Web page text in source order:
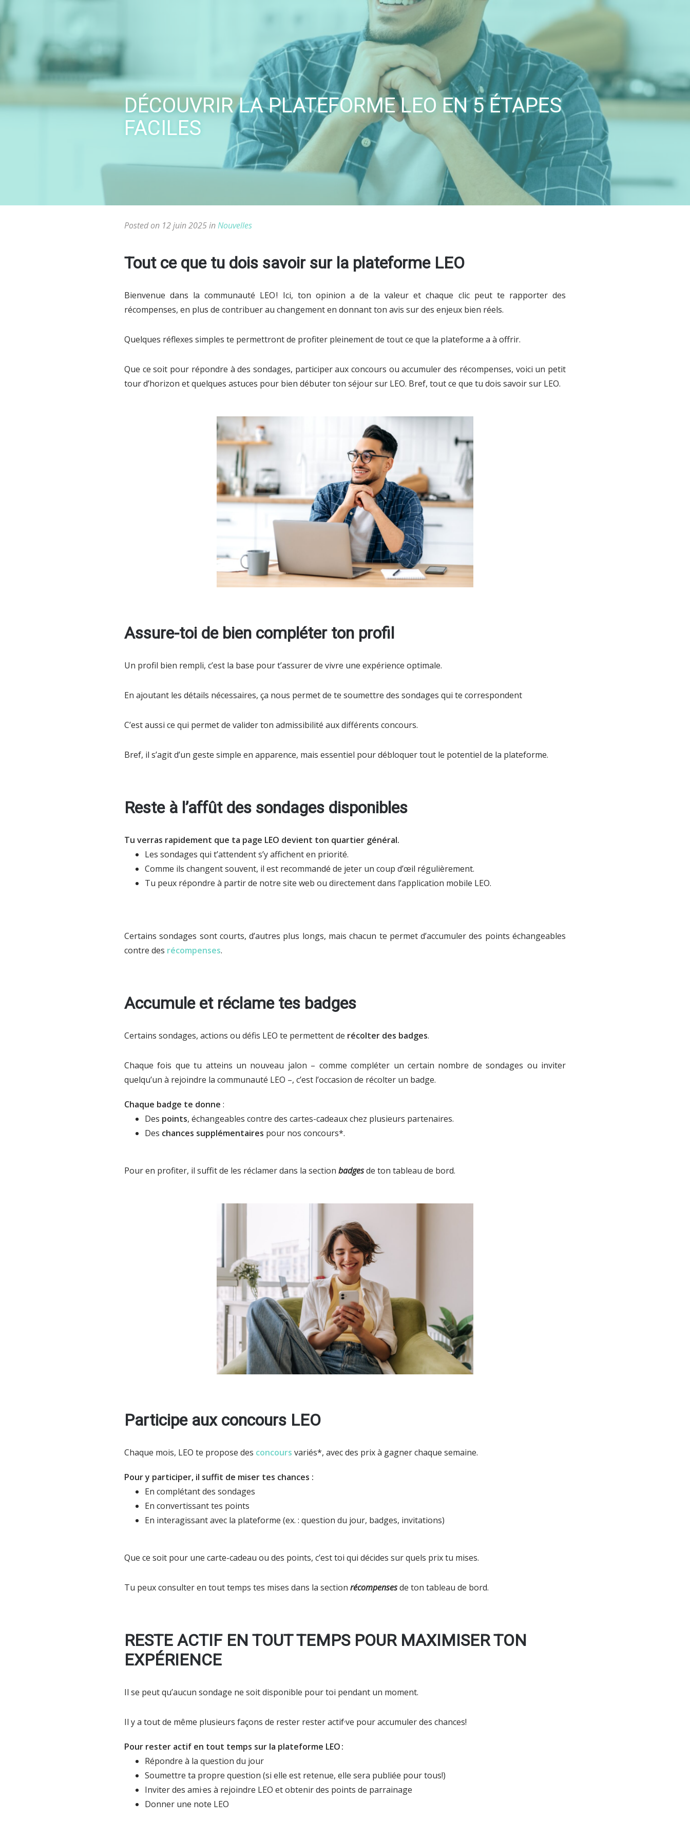
to
DÉCOUVRIR LA PLATEFORME LEO EN 5 ÉTAPES
FACILES
Posted on 12 juin 2025 inNouvelles
Tout ce que tu dois savoir sur la plateforme LEO
Bienvenue dans la communauté LEO ! Ici, ton opinion a de la valeur et chaque clic peut te rapporter des
récompenses, en plus de contribuer au changement en donnant ton avis sur des enjeux bien réels.
Quelques réflexes simples te permettront de profiter pleinement de tout ce que la plateforme a à offrir.
Que ce soit pour répondre à des sondages, participer aux concours ou accumuler des récompenses, voici un petit
tour d’horizon et quelques astuces pour bien débuter ton séjour sur LEO. Bref, tout ce que tu dois savoir sur LEO.
Assure-toi de bien compléter ton profil
Un profil bien rempli, c’est la base pour t’assurer de vivre une expérience optimale.
En ajoutant les détails nécessaires, ça nous permet de te soumettre des sondages qui te correspondent
C’est aussi ce qui permet de valider ton admissibilité aux différents concours.
Bref, il s’agit d’un geste simple en apparence, mais essentiel pour débloquer tout le potentiel de la plateforme.
Reste à l’affût des sondages disponibles
Tu verras rapidement que ta page LEO devient ton quartier général.
Les sondages qui t’attendent s’y affichent en priorité.
Comme ils changent souvent, il est recommandé de jeter un coup d’œil régulièrement.
Tu peux répondre à partir de notre site web ou directement dans l’application mobile LEO.
Certains sondages sont courts, d’autres plus longs, mais chacun te permet d’accumuler des points échangeables
contre des récompenses.
Accumule et réclame tes badges
Certains sondages, actions ou défis LEO te permettent de récolter des badges.
Chaque fois que tu atteins un nouveau jalon – comme compléter un certain nombre de sondages ou inviter
quelqu’un à rejoindre la communauté LEO –, c’est l’occasion de récolter un badge.
Chaque badge te donne :
Des points, échangeables contre des cartes-cadeaux chez plusieurs partenaires.
Des chances supplémentaires pour nos concours*.
Pour en profiter, il suffit de les réclamer dans la section badgesde ton tableau de bord.
Participe aux concours LEO
Chaque mois, LEO te propose des concours variés*, avec des prix à gagner chaque semaine.
Pour y participer, il suffit de miser tes chances :
En complétant des sondages
En convertissant tes points
En interagissant avec la plateforme (ex. : question du jour, badges, invitations)
Que ce soit pour une carte-cadeau ou des points, c’est toi qui décides sur quels prix tu mises.
Tu peux consulter en tout temps tes mises dans la section récompensesde ton tableau de bord.
RESTE ACTIF EN TOUT TEMPS POUR MAXIMISER TON
EXPÉRIENCE
Il se peut qu’aucun sondage ne soit disponible pour toi pendant un moment.
Il y a tout de même plusieurs façons de rester rester actif·ve pour accumuler des chances!
Pour rester actif en tout temps sur la plateforme LEO :
Répondre à la question du jour
Soumettre ta propre question (si elle est retenue, elle sera publiée pour tous!)
Inviter des ami·es à rejoindre LEO et obtenir des points de parrainage
Donner une note LEO